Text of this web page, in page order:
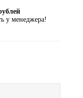
у менеджера!